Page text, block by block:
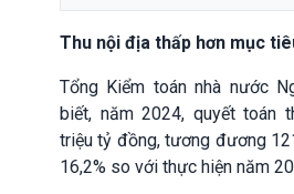
Thu nội địa thấp hơn mục
Tổng Kiểm toán nhà nước
biết, năm 2024, quyết toán
triệu tỷ đồng, tương đương
16,2% so với thực hiện năm